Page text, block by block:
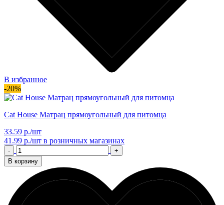
В избранное
-20%
Cat House Матрац прямоугольный для питомца
33.59 р./шт
41.99 р./шт в розничных магазинах
-
+
В корзину